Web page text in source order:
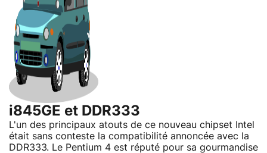
i845GE et DDR333
L'un des principaux atouts de ce nouveau chipset Intel
était sans conteste la compatibilité annoncée avec la
DDR333. Le Pentium 4 est réputé pour sa gourmandise